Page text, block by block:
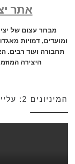
אתר
מבחר עצום של
ומועדים, דמויות
תחבורה ועוד רבים.
היצירה
המיניונים 2: עלייתו של גרו – מדובב לעברית